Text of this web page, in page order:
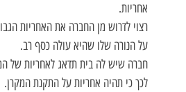
אחריות.
רצוי לדרוש מן החברה את האחריות
על הנורה שלו שהיא עולה כסף רב.
חברה שיש לה בית תדאג לאחריות של
לכך כי תהיה אחריות על התקנת המקרן.